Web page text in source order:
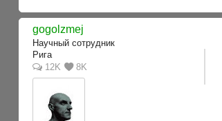
gogolzmej
Научный сотрудник
Рига
12K
8K